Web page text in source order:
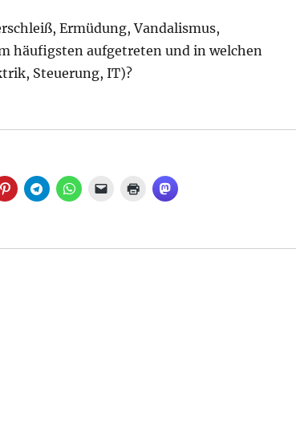
Ermüdung, Vandalismus,
häufigsten aufgetreten und in welchen
Steuerung, IT)?
Bahnhöfen in Lichtenberg, aus Senat“